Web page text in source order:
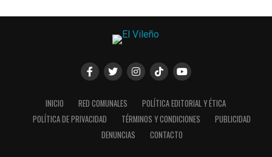
INICIO RED COMUNALES
POLÍTICA EDITORIAL Y ÉTICA
POLÍTICA DE PRIVACIDAD
TÉRMINOS Y CONDICIONES
PUBLICIDAD
DENUNCIAS
CONTACTO